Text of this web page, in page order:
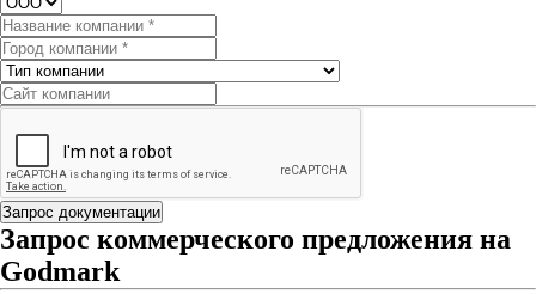
Запрос документации
Запрос коммерческого предложения на
Godmark